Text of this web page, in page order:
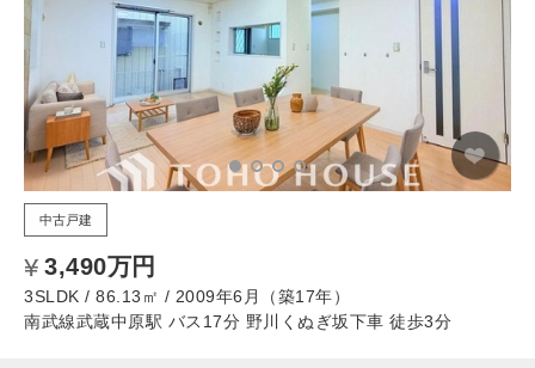
中古戸建
3,490万円
3SLDK / 86.13㎡ / 2009年6月（築17年）
南武線武蔵中原駅 バス17分 野川くぬぎ坂下車 徒歩3分